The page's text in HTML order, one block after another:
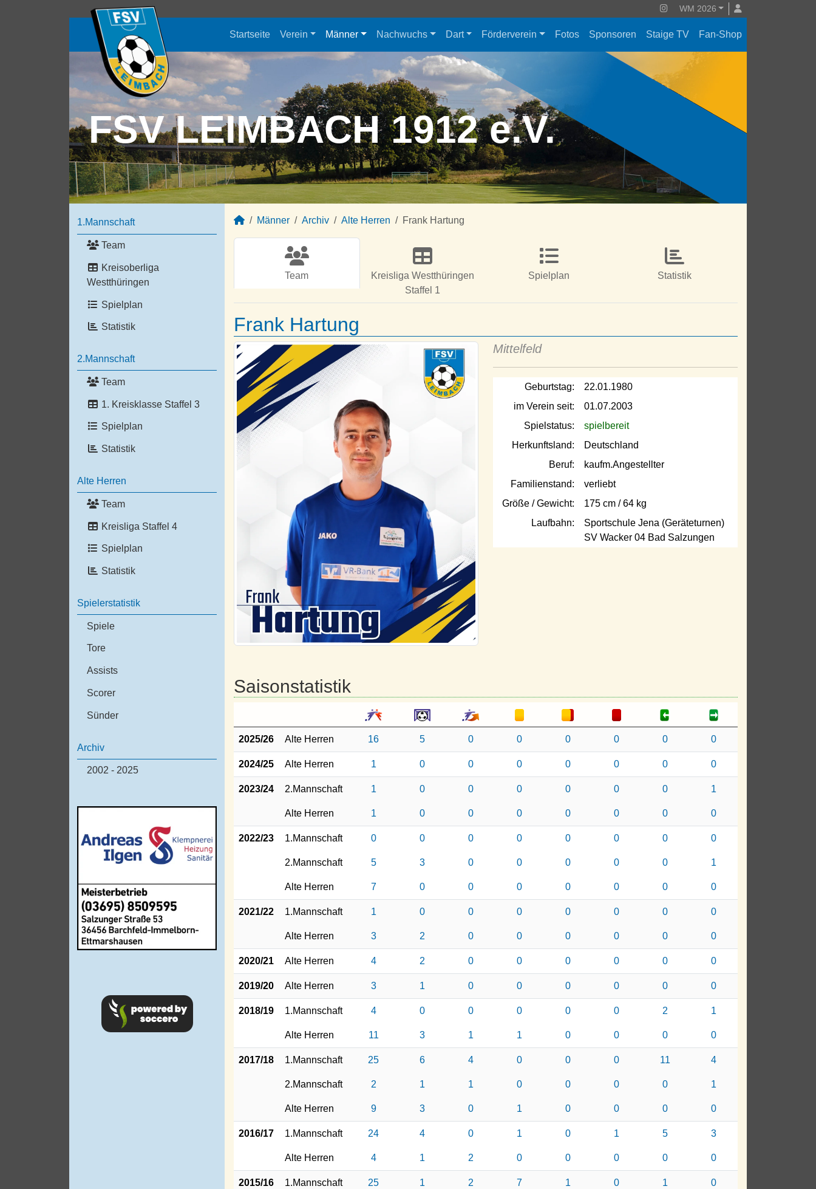
WM 2026
Startseite Verein Männer Nachwuchs Dart Förderverein Fotos Sponsoren Staige TV Fan-Shop
FSV LEIMBACH 1912 e.V.
1.Mannschaft
Team
Kreisoberliga
Westthüringen
Spielplan
Statistik
2.Mannschaft
Team
1. Kreisklasse Staffel 3
Spielplan
Statistik
Alte Herren
Team
Kreisliga Staffel 4
Spielplan
Statistik
Spielerstatistik
Spiele
Tore
Assists
Scorer
Sünder
Archiv
2002 - 2025
Männer Archiv Alte Herren Frank Hartung
Team
Kreisliga Westthüringen
Staffel 1
Spielplan Statistik
Frank Hartung
Mittelfeld
Geburtstag:
22.01.1980
im Verein seit:
01.07.2003
Spielstatus:
spielbereit
Herkunftsland:
Deutschland
Beruf:
kaufm.Angestellter
Familienstand:
verliebt
Größe / Gewicht:
175 cm / 64 kg
Laufbahn:
Sportschule Jena (Geräteturnen)
SV Wacker 04 Bad Salzungen
Saisonstatistik
2025/26 Alte Herren 16 5 0 0 0 0 0 0
2024/25 Alte Herren 1 0 0 0 0 0 0 0
2023/24 2.Mannschaft 1 0 0 0 0 0 0 1
Alte Herren 1 0 0 0 0 0 0 0
2022/23 1.Mannschaft 0 0 0 0 0 0 0 0
2.Mannschaft 5 3 0 0 0 0 0 1
Alte Herren 7 0 0 0 0 0 0 0
2021/22 1.Mannschaft 1 0 0 0 0 0 0 0
Alte Herren 3 2 0 0 0 0 0 0
2020/21 Alte Herren 4 2 0 0 0 0 0 0
2019/20 Alte Herren 3 1 0 0 0 0 0 0
2018/19 1.Mannschaft 4 0 0 0 0 0 2 1
Alte Herren 11 3 1 1 0 0 0 0
2017/18 1.Mannschaft 25 6 4 0 0 0 11 4
2.Mannschaft 2 1 1 0 0 0 0 1
Alte Herren 9 3 0 1 0 0 0 0
2016/17 1.Mannschaft 24 4 0 1 0 1 5 3
Alte Herren 4 1 2 0 0 0 0 0
2015/16 1.Mannschaft 25 1 2 7 1 0 1 0